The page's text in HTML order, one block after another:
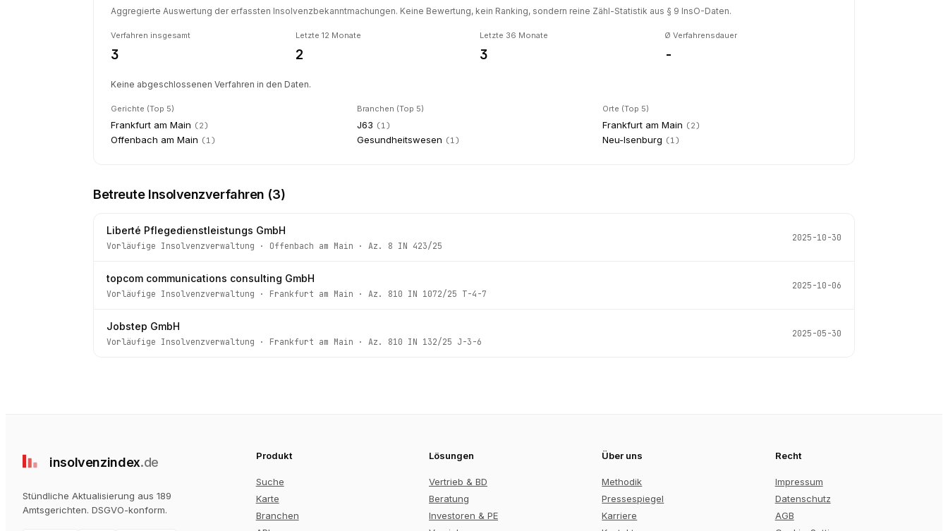
Aggregierte Auswertung der erfassten Insolvenzbekanntmachungen. Keine Bewertung, kein Ranking, sondern reine Zähl-Statistik aus § 9 InsO-Daten.
Verfahren insgesamt
3
Letzte 12 Monate
2
Letzte 36 Monate
3
Ø Verfahrensdauer
-
Keine abgeschlossenen Verfahren in den Daten.
Gerichte (Top 5)
Frankfurt am Main (2)
Offenbach am Main (1)
Branchen (Top 5)
J63 (1)
Gesundheitswesen (1)
Orte (Top 5)
Frankfurt am Main (2)
Neu-Isenburg (1)
Betreute Insolvenzverfahren (3)
Liberté Pflegedienstleistungs GmbH
Vorläufige Insolvenzverwaltung · Offenbach am Main · Az. 8 IN 423/25
2025-10-30
topcom communications consulting GmbH
Vorläufige Insolvenzverwaltung · Frankfurt am Main · Az. 810 IN 1072/25 T-4-7
2025-10-06
Jobstep GmbH
Vorläufige Insolvenzverwaltung · Frankfurt am Main · Az. 810 IN 132/25 J-3-6
2025-05-30
insolvenzindex.de
Stündliche Aktualisierung aus 189
Amtsgerichten. DSGVO-konform.
Produkt
Suche
Karte
Branchen
Lösungen
Vertrieb & BD
Beratung
Investoren & PE
Über uns
Methodik
Pressespiegel
Karriere
Recht
Impressum
Datenschutz
AGB